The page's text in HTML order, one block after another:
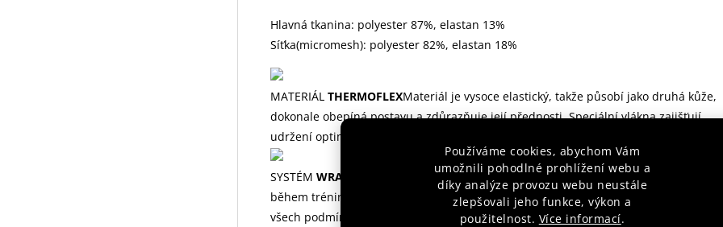
Používáme cookies, abychom Vám
umožnili pohodlné prohlížení webu a
díky analýze provozu webu neustále
zlepšovali jeho funkce, výkon a
použitelnost. Více informací.
Hlavná tkanina: polyester 87%, elastan 13%
Síťka(micromesh): polyester 82%, elastan 18%
MATERIÁL THERMOFLEXMateriál je vysoce elastický, takže působí jako druhá kůže,
dokonale obepíná postavu a zdůrazňuje její přednosti. Speciální vlákna zajišťují
udržení optimální tělesné teploty i během intenzivního tréninku.
SYSTÉM WRAPSTRAP
Silikonový elastický pásek, který zabraňuje sklouzávání
během tréninku. Zajišťuje, že vaše tréninkové vybavení zůstane na svém místě za
všech podmínek.